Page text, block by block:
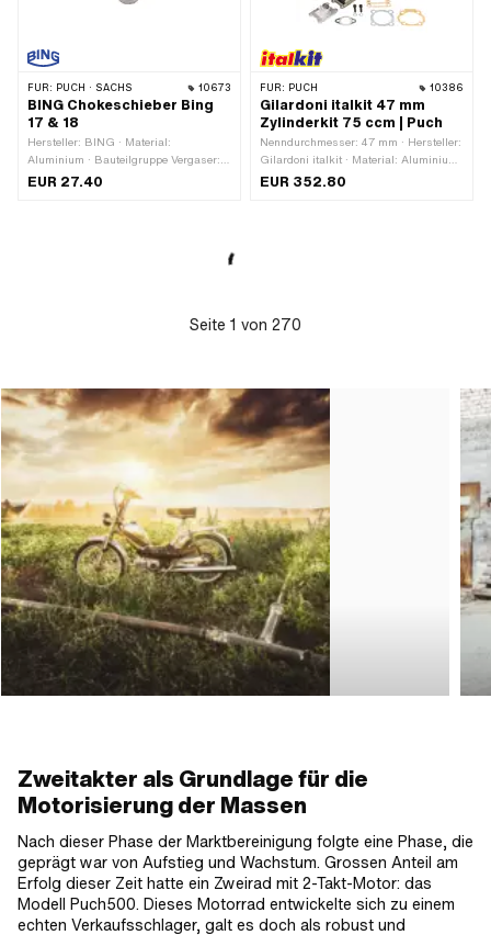
FÜR: PUCH · SACHS 10673
BING Chokeschieber Bing
17 & 18
Hersteller: BING · Material:
Aluminium · Bauteilgruppe Vergaser:
Chokebetätigung · Vergasertyp: 17
EUR 27.40
FÜR: PUCH 10386
Gilardoni italkit 47 mm
Zylinderkit 75 ccm | Puch
Nenndurchmesser: 47 mm · Hersteller:
Gi­lar­do­ni italkit · Material: Aluminium
· Oberfläche: sandgestrahlt ·
EUR 352.80
Seite 1 von 270
Zweitakter als Grundlage für die
Motorisierung der Massen
Nach dieser Phase der Marktbereinigung folgte eine Phase, die
geprägt war von Aufstieg und Wachstum. Grossen Anteil am
Erfolg dieser Zeit hatte ein Zweirad mit 2-Takt-Motor: das
Modell Puch500. Dieses Motorrad entwickelte sich zu einem
echten Verkaufsschlager, galt es doch als robust und